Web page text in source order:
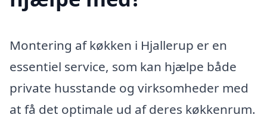
Montering af køkken i Hjallerup er en
essentiel service, som kan hjælpe både
private husstande og virksomheder med
at få det optimale ud af deres køkkenrum.